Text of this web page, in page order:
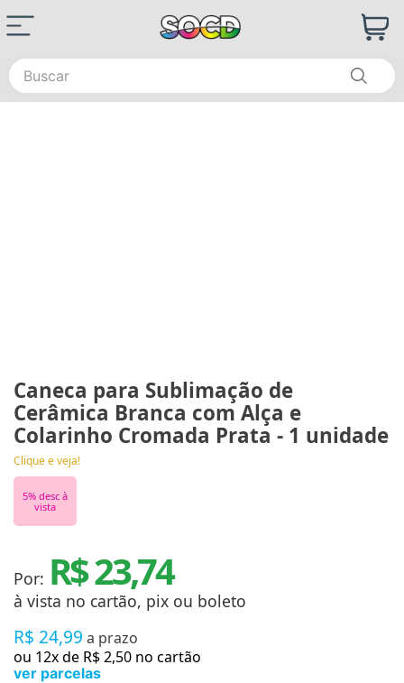
Buscar
Caneca para Sublimação de
Cerâmica Branca com Alça e
Colarinho Cromada Prata - 1 unidade
Clique e veja!
5% desc à
vista
Por: R$ 23,74
à vista no cartão, pix ou boleto
R$ 24,99 a prazo
ou 12x de R$2,50 no cartão
ver parcelas